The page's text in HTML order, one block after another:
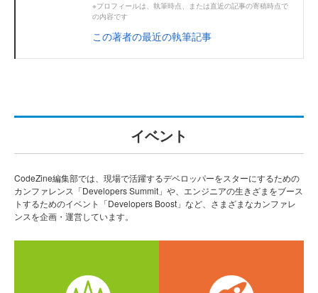
※プロフィールは、執筆時点、または直近の記事の寄稿時点で
の内容です
この著者の最近の執筆記事
イベント
CodeZine編集部では、現場で活躍するデベロッパーをスターにするための
カンファレンス「Developers Summit」や、エンジニアの生きざまをブース
トするためのイベント「Developers Boost」など、さまざまなカンファレ
ンスを企画・運営しています。